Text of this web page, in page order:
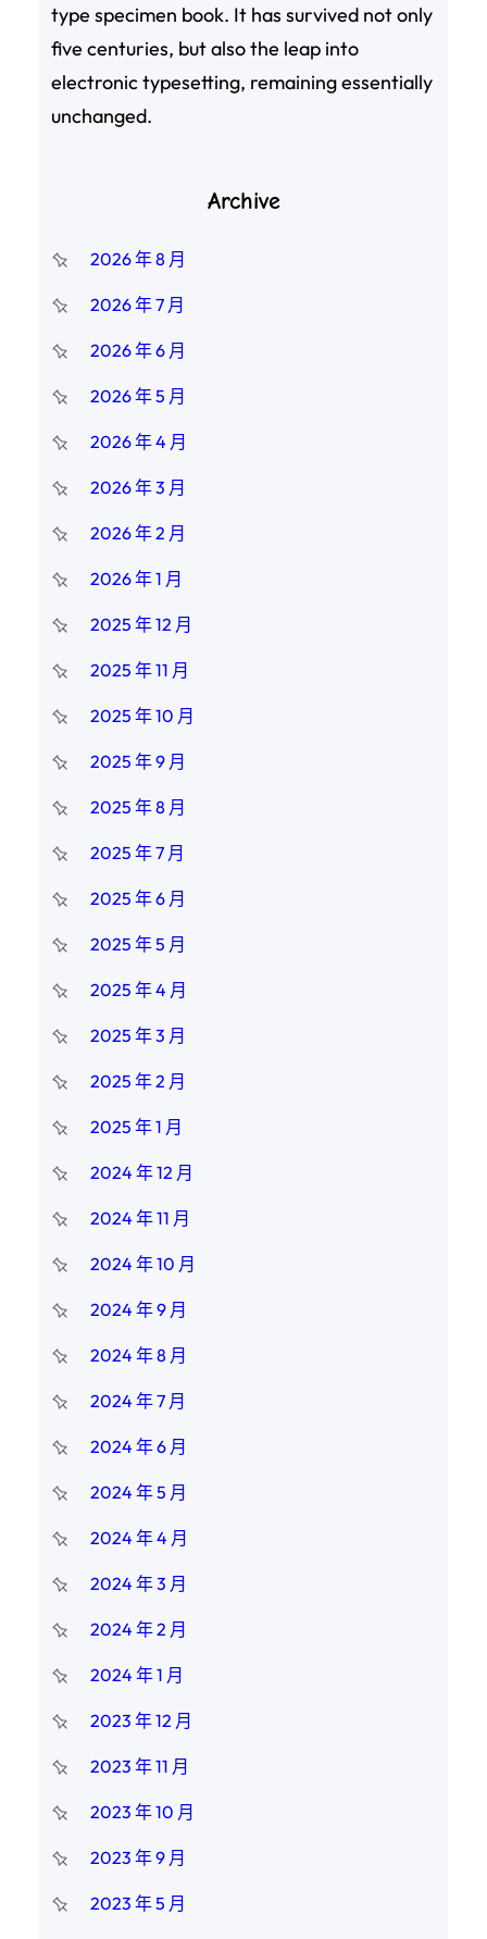
type specimen book. It has survived not only
five centuries, but also the leap into
electronic typesetting, remaining essentially
unchanged.
Archive
2026 年 8 月
2026 年 7 月
2026 年 6 月
2026 年 5 月
2026 年 4 月
2026 年 3 月
2026 年 2 月
2026 年 1 月
2025 年 12 月
2025 年 11 月
2025 年 10 月
2025 年 9 月
2025 年 8 月
2025 年 7 月
2025 年 6 月
2025 年 5 月
2025 年 4 月
2025 年 3 月
2025 年 2 月
2025 年 1 月
2024 年 12 月
2024 年 11 月
2024 年 10 月
2024 年 9 月
2024 年 8 月
2024 年 7 月
2024 年 6 月
2024 年 5 月
2024 年 4 月
2024 年 3 月
2024 年 2 月
2024 年 1 月
2023 年 12 月
2023 年 11 月
2023 年 10 月
2023 年 9 月
2023 年 5 月